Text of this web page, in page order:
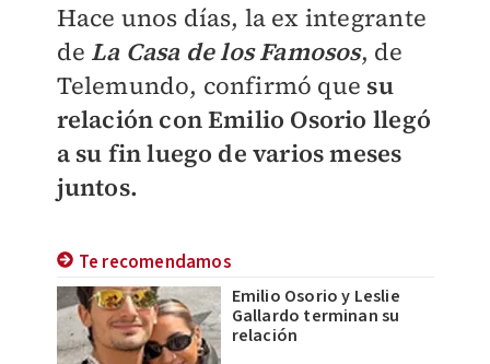
Hace unos días, la ex integrante
de La Casa de los Famosos, de
Telemundo, confirmó que su
relación con Emilio Osorio llegó
a su fin luego de varios meses
juntos.
Te recomendamos
Emilio Osorio y Leslie
Gallardo terminan su
relación